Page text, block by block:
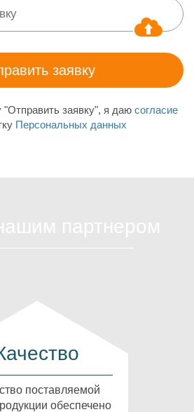
заявку", я даю согласие
Персональных данных
поставляемой
обеспечено